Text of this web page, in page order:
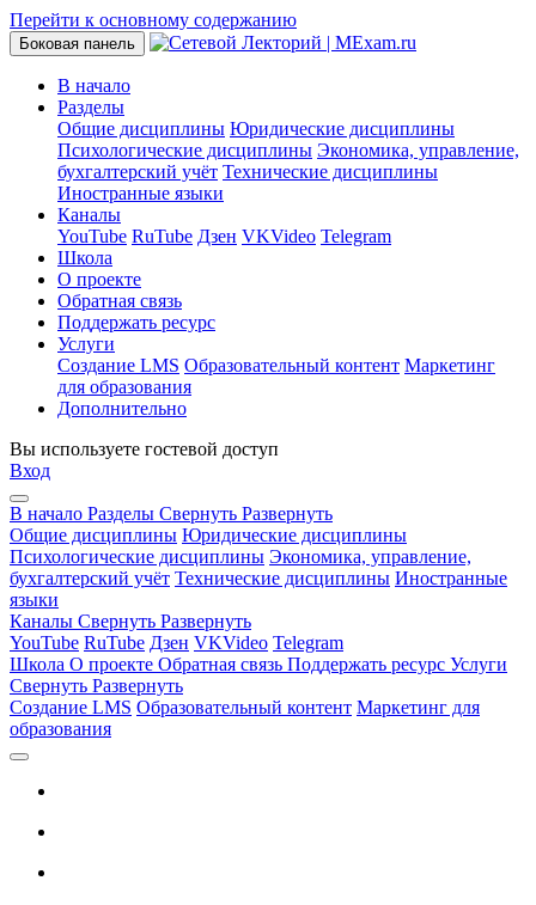
Перейти к основному содержанию
Боковая панель
В начало
Разделы
Общие дисциплины Юридические дисциплины
Психологические дисциплины Экономика, управление,
бухгалтерский учёт Технические дисциплины
Иностранные языки
Каналы
YouTube RuTube Дзен VKVideo Telegram
Школа
О проекте
Обратная связь
Поддержать ресурс
Услуги
Создание LMS Образовательный контент Маркетинг
для образования
Дополнительно
Вы используете гостевой доступ
Вход
В начало Разделы Свернуть Развернуть
Общие дисциплины Юридические дисциплины
Психологические дисциплины Экономика, управление,
бухгалтерский учёт Технические дисциплины Иностранные
языки
Каналы Свернуть Развернуть
YouTube RuTube Дзен VKVideo Telegram
Школа О проекте Обратная связь Поддержать ресурс Услуги
Свернуть Развернуть
Создание LMS Образовательный контент Маркетинг для
образования